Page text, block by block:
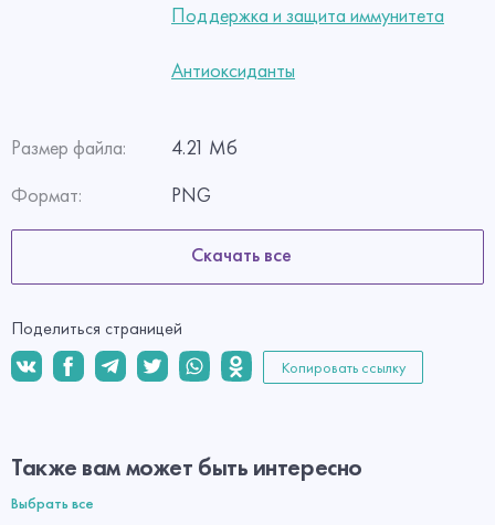
Поддержка и защита иммунитета
Антиоксиданты
Размер файла:
4.21 Мб
Формат:
PNG
Скачать все
Поделиться страницей
Копировать ссылку
Также вам может быть интересно
Выбрать все